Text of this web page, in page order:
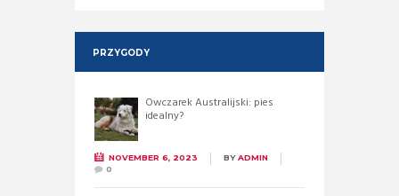
PRZYGODY
Owczarek Australijski: pies
idealny?
NOVEMBER 6, 2023 BYADMIN
0